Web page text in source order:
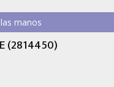
manos
(2814450)